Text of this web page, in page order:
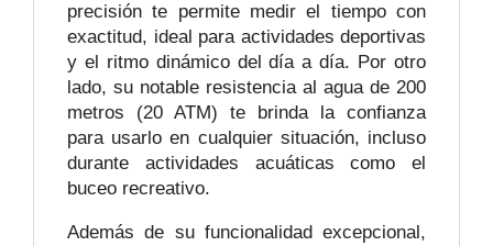
precisión te permite medir el tiempo con
exactitud, ideal para actividades deportivas
y el ritmo dinámico del día a día. Por otro
lado, su notable resistencia al agua de 200
metros (20 ATM) te brinda la confianza
para usarlo en cualquier situación, incluso
durante actividades acuáticas como el
buceo recreativo.
Además de su funcionalidad excepcional,